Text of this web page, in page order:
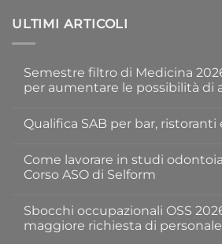
ULTIMI ARTICOLI
Semestre filtro di Medicina
per aumentare le possibilità di
su
Semestre
di
Medicina
2026:
per
aumentare
le
possibilità
Qualifica SAB per bar,
su
Qualifica
SAB
ristoranti
e
negozi
Come lavorare in studi
Corso ASO di Selform
su
Come
lavorare
Sbocchi occupazionali OSS
maggiore richiesta di personale